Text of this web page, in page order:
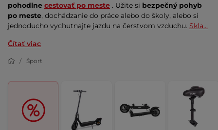
pohodlne cestovať po meste . Užite si bezpečný pohyb
po meste, dochádzanie do práce alebo do školy, alebo si
jednoducho vychutnajte jazdu na čerstvom vzduchu. Skla...
Čítať viac
Šport